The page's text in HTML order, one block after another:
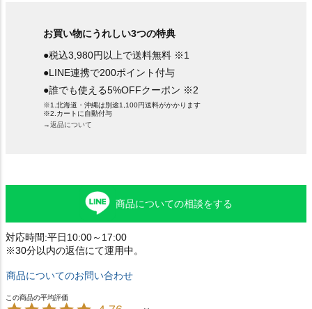
お買い物にうれしい3つの特典
●税込3,980円以上で送料無料 ※1
●LINE連携で200ポイント付与
●誰でも使える5%OFFクーポン ※2
※1.北海道・沖縄は別途1,100円送料がかかります
※2.カートに自動付与
→返品について
商品についての相談をする
対応時間:平日10:00～17:00
※30分以内の返信にて運用中。
商品についてのお問い合わせ